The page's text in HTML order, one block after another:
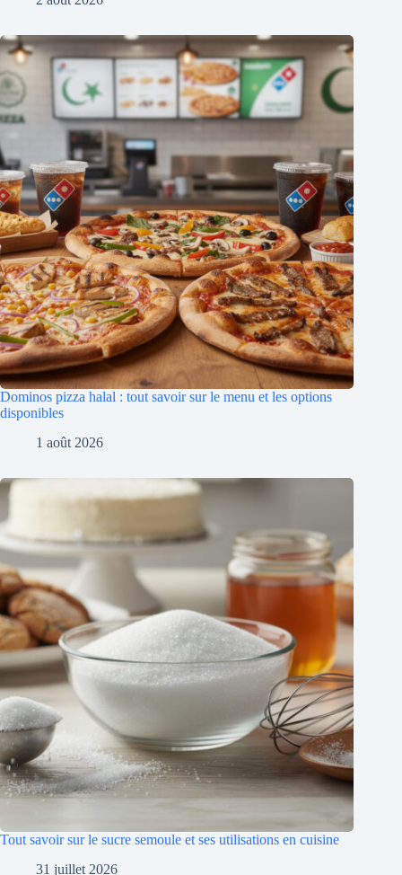
Dominos pizza halal : tout savoir sur le menu et les options
disponibles
1 août 2026
Tout savoir sur le sucre semoule et ses utilisations en cuisine
31 juillet 2026